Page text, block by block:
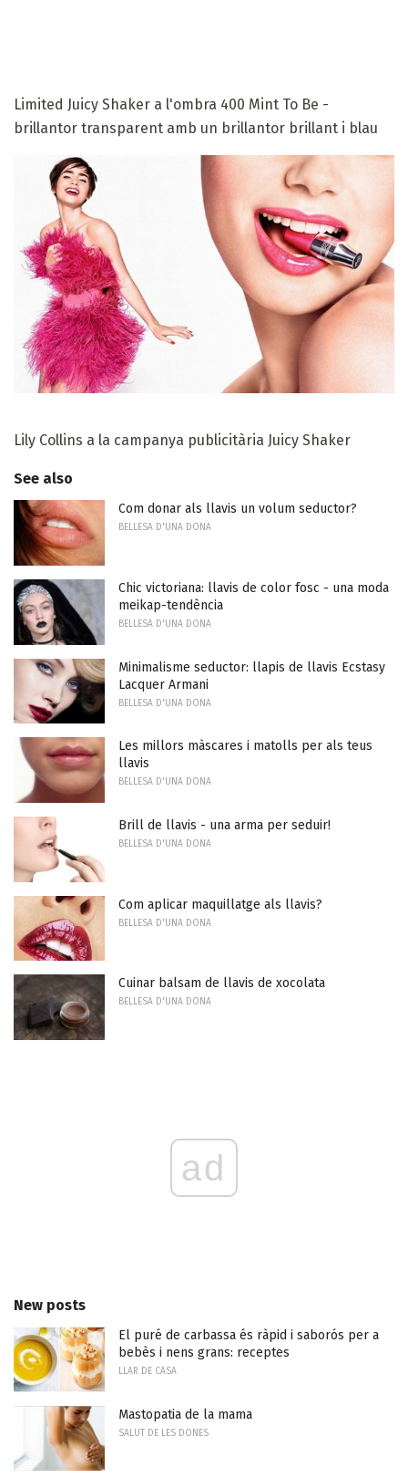
Limited Juicy Shaker a l'ombra 400 Mint To Be -
brillantor transparent amb un brillantor brillant i blau
Lily Collins a la campanya publicitària Juicy Shaker
See also
Com donar als llavis un volum seductor?
BELLESA D'UNA DONA
Chic victoriana: llavis de color fosc - una moda
meikap-tendència
BELLESA D'UNA DONA
Minimalisme seductor: llapis de llavis Ecstasy
Lacquer Armani
BELLESA D'UNA DONA
Les millors màscares i matolls per als teus
llavis
BELLESA D'UNA DONA
Brill de llavis - una arma per seduir!
BELLESA D'UNA DONA
Com aplicar maquillatge als llavis?
BELLESA D'UNA DONA
Cuinar balsam de llavis de xocolata
BELLESA D'UNA DONA
ad
New posts
El puré de carbassa és ràpid i saborós per a
bebès i nens grans: receptes
LLAR DE CASA
Mastopatia de la mama
SALUT DE LES DONES